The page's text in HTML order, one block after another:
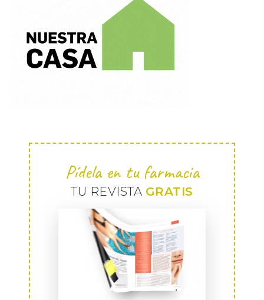
Pídela en tu farmacia
TU REVISTA GRATIS